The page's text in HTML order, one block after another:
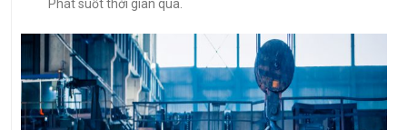
Phát suốt thời gian qua.